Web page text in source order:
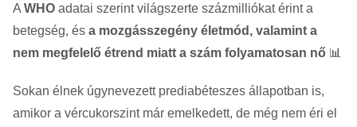
A WHO adatai szerint világszerte százmilliókat érint a
betegség, és a mozgásszegény életmód, valamint a
nem megfelelő étrend miatt a szám folyamatosan nő 📊
Sokan élnek úgynevezett prediabéteszes állapotban is,
amikor a vércukorszint már emelkedett, de még nem éri el